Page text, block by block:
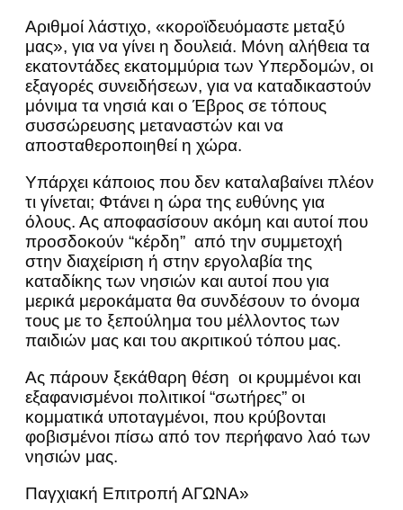
Αριθμοί λάστιχο, «κοροϊδευόμαστε μεταξύ
μας», για να γίνει η δουλειά. Μόνη αλήθεια τα
εκατοντάδες εκατομμύρια των Υπερδομών, οι
εξαγορές συνειδήσεων, για να καταδικαστούν
μόνιμα τα νησιά και ο Έβρος σε τόπους
συσσώρευσης μεταναστών και να
αποσταθεροποιηθεί η χώρα.
Υπάρχει κάποιος που δεν καταλαβαίνει πλέον
τι γίνεται; Φτάνει η ώρα της ευθύνης για
όλους. Ας αποφασίσουν ακόμη και αυτοί που
προσδοκούν “κέρδη” από την συμμετοχή
στην διαχείριση ή στην εργολαβία της
καταδίκης των νησιών και αυτοί που για
μερικά μεροκάματα θα συνδέσουν το όνομα
τους με το ξεπούλημα του μέλλοντος των
παιδιών μας και του ακριτικού τόπου μας.
Ας πάρουν ξεκάθαρη θέση οι κρυμμένοι και
εξαφανισμένοι πολιτικοί “σωτήρες” οι
κομματικά υποταγμένοι, που κρύβονται
φοβισμένοι πίσω από τον περήφανο λαό των
νησιών μας.
Παγχιακή Επιτροπή ΑΓΩΝΑ»